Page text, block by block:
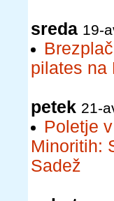
sreda 19-
pilates na
petek 21-
Poletje v
Minoritih:
Sadež